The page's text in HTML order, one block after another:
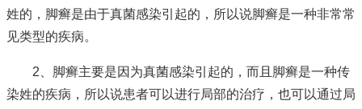
姓的，脚癣是由于真菌感染引起的，所以说脚癣是一种非常常
见类型的疾病。
2、脚癣主要是因为真菌感染引起的，而且脚癣是一种传
染姓的疾病，所以说患者可以进行局部的治疗，也可以通过局